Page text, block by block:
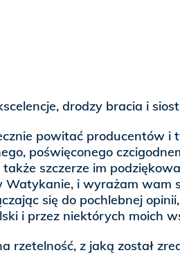
drodzy bracia i
powitać producentów i
poświęconego
szczerze im
Watykanie, i wyrażam wam
się do pochlebnej
i przez niektórych moich
rzetelność, z jaką został